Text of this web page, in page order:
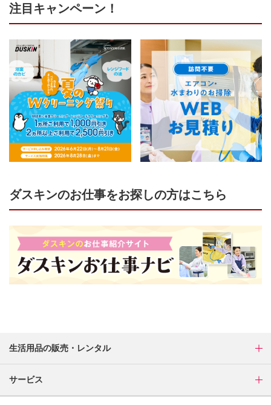
注目キャンペーン！
ダスキンのお仕事をお探しの方はこちら
生活用品の販売・レンタル
サービス